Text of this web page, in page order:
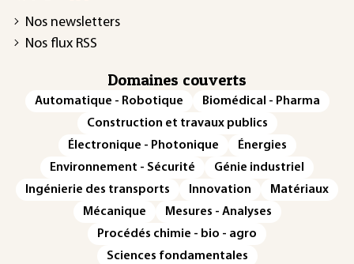
Nos newsletters
Nos flux RSS
Domaines couverts
Automatique - Robotique
Biomédical - Pharma
Construction et travaux publics
Électronique - Photonique
Énergies
Environnement - Sécurité
Génie industriel
Ingénierie des transports
Innovation
Matériaux
Mécanique
Mesures - Analyses
Procédés chimie - bio - agro
Sciences fondamentales